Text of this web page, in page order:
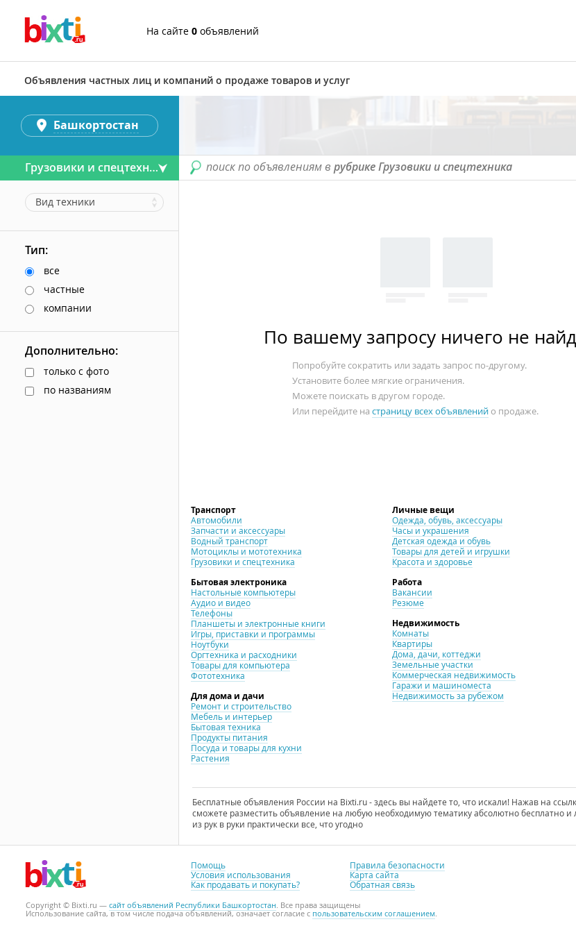
На сайте 0 объявлений
Объявления частных лиц и компаний о продаже товаров и услуг
поиск по объявлениям в рубрике Грузовики и спецтехника
По вашему запросу ничего не
Попробуйте сократить или задать запрос по-другому.
Установите более мягкие ограничения.
Можете поискать в другом городе.
Или перейдите на страницу всех объявленийо продаже.
Транспорт
Автомобили
Запчасти и аксессуары
Водный транспорт
Мотоциклы и мототехника
Грузовики и спецтехника
Бытовая электроника
Настольные компьютеры
Аудио и видео
Телефоны
Планшеты и электронные книги
Игры, приставки и программы
Ноутбуки
Оргтехника и расходники
Товары для компьютера
Фототехника
Для дома и дачи
Ремонт и строительство
Мебель и интерьер
Бытовая техника
Продукты питания
Посуда и товары для кухни
Растения
Личные вещи
Одежда, обувь, аксессуары
Часы и украшения
Детская одежда и обувь
Товары для детей и игрушки
Красота и здоровье
Работа
Вакансии
Резюме
Недвижимость
Комнаты
Квартиры
Дома, дачи, коттеджи
Земельные участки
Коммерческая недвижимость
Гаражи и машиноместа
Недвижимость за рубежом
Бесплатные объявления России на Bixti.ru - здесь вы найдете то, что искали! Нажав на
сможете разместить объявление на любую необходимую тематику абсолютно бесплатно
из рук в руки практически все, что угодно
Башкортостан
Грузовики и спецтехника
Вид техники
Тип:
все
частные
компании
Дополнительно:
только с фото
по названиям
Помощь
Условия использования
Как продавать и покупать?
Правила безопасности
Карта сайта
Обратная связь
Copyright © Bixti.ru — сайт объявлений Республики Башкортостан. Все права защищены
Использование сайта, в том числе подача объявлений, означает согласие с пользовательским соглашением.